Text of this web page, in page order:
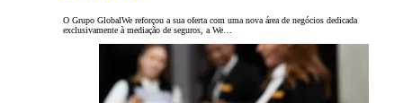
O Grupo GlobalWe reforçou a sua oferta com uma nova área de negócios dedicada
exclusivamente à mediação de seguros, a We…